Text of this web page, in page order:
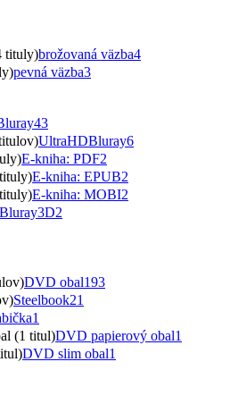
tituly)brožovaná väzba4
pevná väzba3
43
UltraHDBluray6
E-kniha: PDF2
E-kniha: EPUB2
E-kniha: MOBI2
Bluray3D2
DVD obal193
Steelbook21
1
(1 titul)DVD papierový obal1
DVD slim obal1